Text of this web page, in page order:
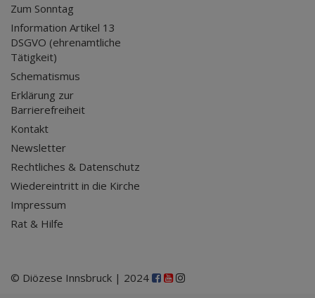
Zum Sonntag
Information Artikel 13
DSGVO (ehrenamtliche
Tätigkeit)
Schematismus
Erklärung zur
Barrierefreiheit
Kontakt
Newsletter
Rechtliches & Datenschutz
Wiedereintritt in die Kirche
Impressum
Rat & Hilfe
© Diözese Innsbruck | 2024